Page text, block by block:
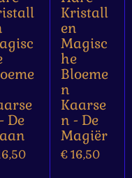
De
Kristall
en
Magisc
he
Bloeme
n
Kaarse
n - De
Magiër
€ 16,50